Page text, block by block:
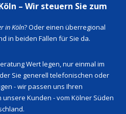
– Wir steuern Sie zum
in Köln? Oder einen überregional
in beiden Fällen für Sie da.
Wert legen, nur einmal im
Sie generell telefonischen oder
- wir passen uns Ihren
Kunden - vom Kölner Süden